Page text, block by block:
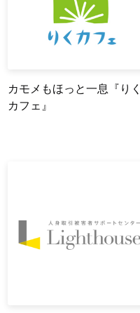
カモメもほっと一息『りく
カフェ』